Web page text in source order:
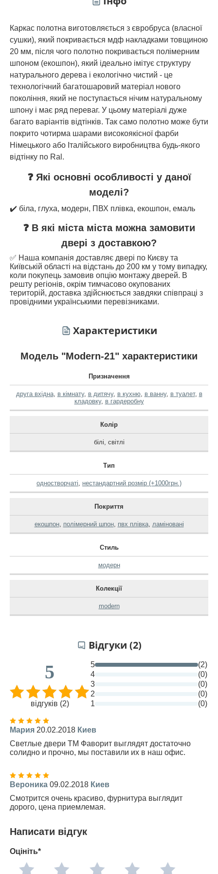
Каркас полотна виготовляється з євробруса (власної
сушки), який покривається мдф накладками товщиною
20 мм, після чого полотно покривається полімерним
шпоном (екошпон), який ідеально імітує структуру
натурального дерева і екологічно чистий - це
технологічний багатошаровий матеріал нового
покоління, який не поступається нічим натуральному
шпону і має ряд переваг. У цьому матеріалі дуже
багато варіантів відтінків. Так само полотно може бути
покрито чотирма шарами високоякісної фарби
Німецького або Італійського виробництва будь-якого
відтінку по Ral.
❓ Які основні особливості у даної
моделі?
✔️ біла, глуха, модерн, ПВХ плівка, екошпон, емаль
❓ В які міста міста можна замовити
двері з доставкою?
✅ Наша компанія доставляє двері по Києву та
Київській області на відстань до 200 км у тому випадку,
коли покупець замовив опцію монтажу дверей. В
решту регіонів, окрім тимчасово окупованих
територій, доставка здійснюється завдяки співпраці з
провідними українськими перевізниками.
Характеристики
Модель "Modern-21" характеристики
Призначення
друга вхідна, в кімнату, в дитячу, в кухню, в ванну, в туалет, в
кладовку, в гардеробну
Колір
білі, світлі
Тип
одностворчаті, нестандартний розмір (+1000грн.)
Покриття
екошпон, полімерний шпон, пвх плівка, ламіновані
Стиль
модерн
Колекції
modern
Відгуки (2)
5
відгуків (2)
5
(2)
4
(0)
3
(0)
2
(0)
1
(0)
Мария 20.02.2018 Киев
Светлые двери ТМ Фаворит выглядят достаточно
солидно и прочно, мы поставили их в наш офис.
Вероника 09.02.2018 Киев
Смотрится очень красиво, фурнитура выглядит
дорого, цена приемлемая.
Написати відгук
Оцініть*